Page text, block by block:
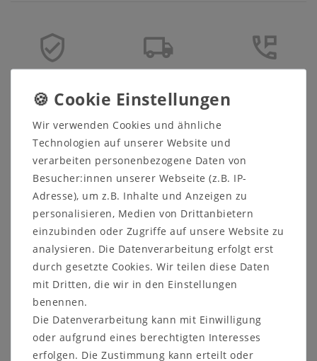
einkaufen
Versand
Beschreibung
Produktsicherheit
Produktbewertung
Quadratisches Tablett mit 2
60x60cm, grau lackiert
Wir verwenden Cookies und ähnliche
Technologien auf unserer Website und
verarbeiten personenbezogene Daten von
Besucher:innen unserer Webseite (z.B. IP-
Adresse), um z.B. Inhalte und Anzeigen zu
personalisieren, Medien von Drittanbietern
einzubinden oder Zugriffe auf unsere Website zu
analysieren. Die Datenverarbeitung erfolgt erst
durch gesetzte Cookies. Wir teilen diese Daten
mit Dritten, die wir in den Einstellungen
benennen.
Die Datenverarbeitung kann mit Einwilligung
oder aufgrund eines berechtigten Interesses
erfolgen. Die Zustimmung kann erteilt oder